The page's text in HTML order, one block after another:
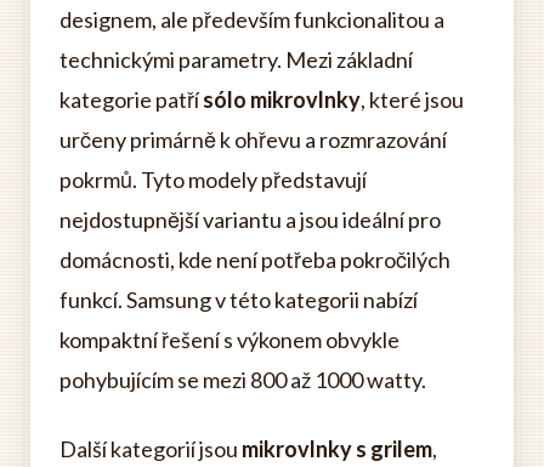
designem, ale především funkcionalitou a
technickými parametry. Mezi základní
kategorie patřísólo mikrovlnky, které jsou
určeny primárně k ohřevu a rozmrazování
pokrmů. Tyto modely představují
nejdostupnější variantu a jsou ideální pro
domácnosti, kde není potřeba pokročilých
funkcí. Samsung v této kategorii nabízí
kompaktní řešení s výkonem obvykle
pohybujícím se mezi 800 až 1000 watty.
Další kategorií jsou mikrovlnky s grilem,